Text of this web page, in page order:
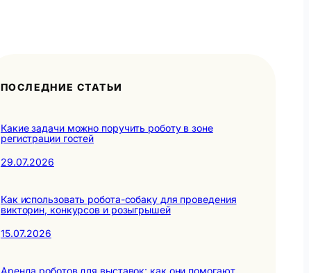
ПОСЛЕДНИЕ СТАТЬИ
Какие задачи можно поручить роботу в зоне
регистрации гостей
29.07.2026
Как использовать робота-собаку для проведения
викторин, конкурсов и розыгрышей
15.07.2026
Аренда роботов для выставок: как они помогают